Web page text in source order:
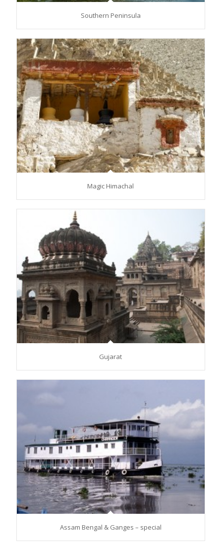
Southern Peninsula
Magic Himachal
Gujarat
Assam Bengal & Ganges – special